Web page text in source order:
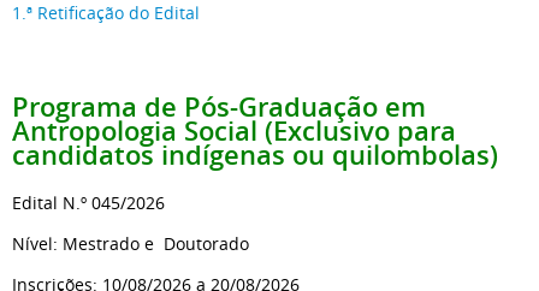
1.ª Retificação do Edital
Programa de Pós-Graduação em
Antropologia Social (Exclusivo para
candidatos indígenas ou quilombolas)
Edital N.º 045/2026
Nível: Mestrado e Doutorado
Inscrições: 10/08/2026 a 20/08/2026